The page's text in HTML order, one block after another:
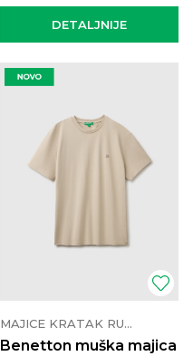
DETALJNIJE
MAJICE KRATAK RUKAV
Benetton muška majica